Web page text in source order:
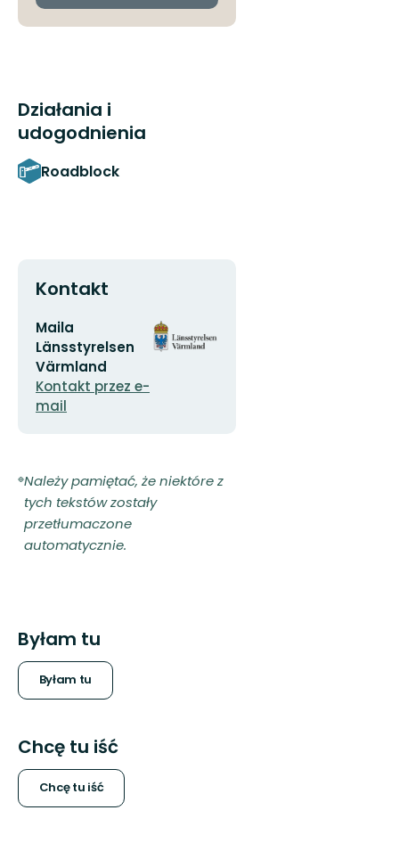
Działania i
udogodnienia
Roadblock
Kontakt
Adres
e-
mail
Maila
Länsstyrelsen
Värmland
Kontakt przez e-
mail
Logotyp
organizacji
Należy pamiętać, że niektóre z
tych tekstów zostały
przetłumaczone
automatycznie.
Byłam tu
Byłam tu
Chcę tu iść
Chcę tu iść